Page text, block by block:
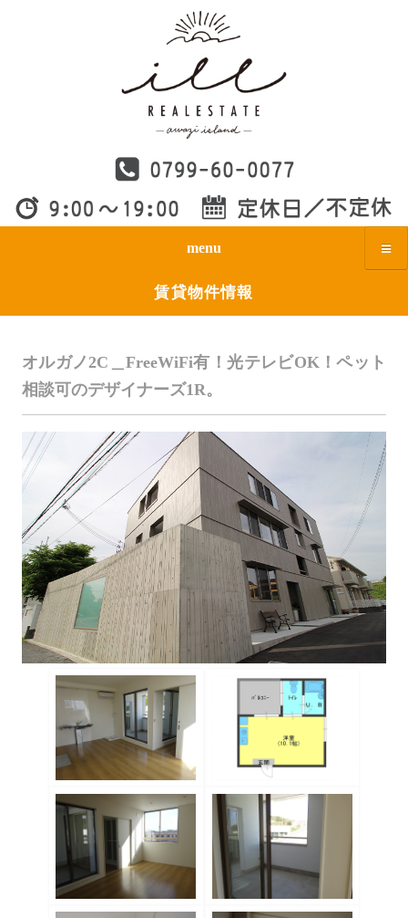
menu
賃貸物件情報
オルガノ2C＿FreeWiFi有！光テレビOK！ペット
相談可のデザイナーズ1R。